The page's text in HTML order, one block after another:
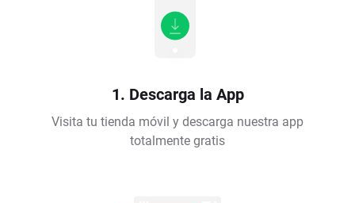
1. Descarga la App
Visita tu tienda móvil y descarga nuestra app
totalmente gratis